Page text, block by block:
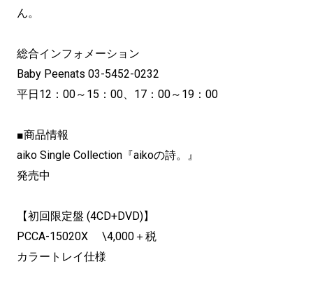
ん。
総合インフォメーション
Baby Peenats 03-5452-0232
平日12：00～15：00、17：00～19：00
■商品情報
aiko Single Collection『aikoの詩。』
発売中
【初回限定盤 (4CD+DVD)】
PCCA-15020X \4,000＋税
カラートレイ仕様